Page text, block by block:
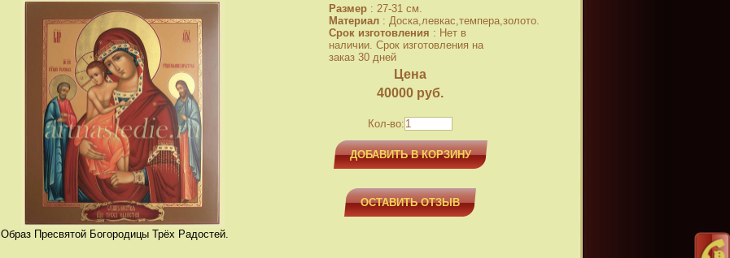
Размер : 27-31 см.
Материал : Доска,левкас,темпера,золото.
Срок изготовления : Нет в
наличии. Срок изготовления на
заказ 30 дней
Цена
40000 руб.
Кол-во:
ДОБАВИТЬ В КОРЗИНУ
ОСТАВИТЬ ОТЗЫВ
Образ Пресвятой Богородицы Трёх Радостей.